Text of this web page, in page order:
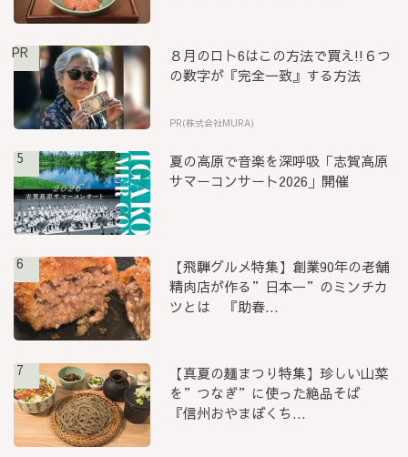
PR
８月のロト6はこの方法で買え!!６つ
の数字が『完全一致』する方法
PR(株式会社MURA)
5
夏の高原で音楽を深呼吸「志賀高原
サマーコンサート2026」開催
6
【飛騨グルメ特集】創業90年の老舗
精肉店が作る”日本一”のミンチカ
ツとは 『助春...
7
【真夏の麺まつり特集】珍しい山菜
を”つなぎ”に使った絶品そば
『信州おやまぼくち...